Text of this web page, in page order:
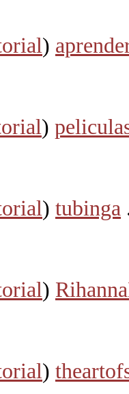
)
)
) tubinga
)
)